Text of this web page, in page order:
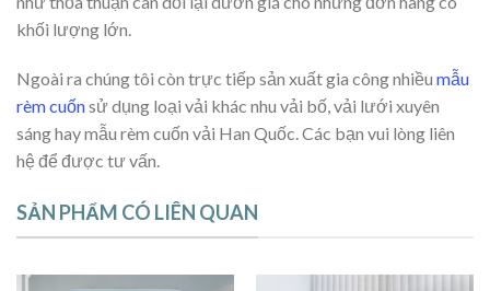
khối lượng lớn.
Ngoài ra chúng tôi còn trực tiếp sản xuất gia công nhiều mẫu
rèm cuốnsử dụng loại vải khác nhu vải bố, vải lưới xuyên
sáng hay mẫu rèm cuốn vải Han Quốc. Các bạn vui lòng liên
hệ để được tư vấn.
SẢN PHẨM CÓ LIÊN QUAN